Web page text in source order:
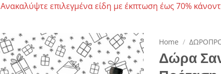
Ανακαλύψτε επιλεγμένα είδη με έκπτωση έως 70%
Add to
Home /
Δώρα